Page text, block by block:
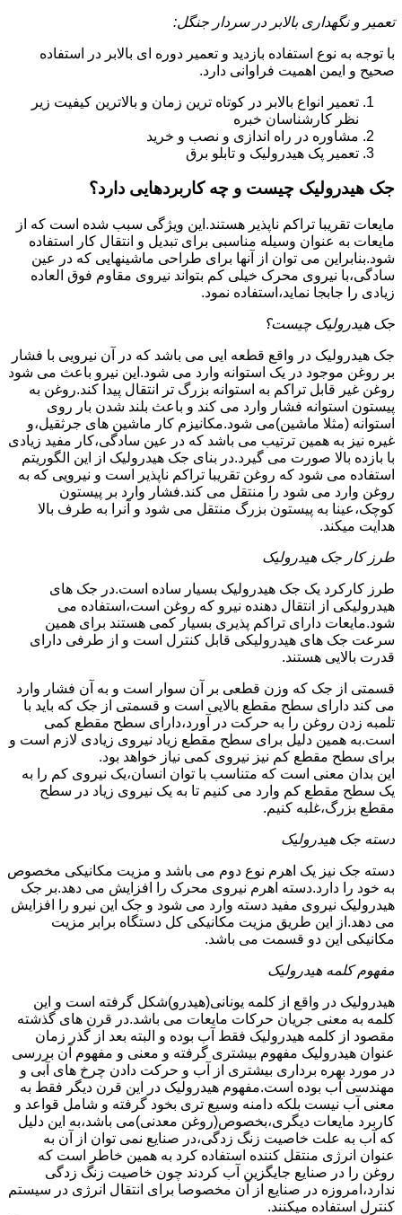
تعمیر و نگهداری بالابر در سردار جنگل:
با توجه به نوع استفاده بازدید و تعمیر دوره ای بالابر در استفاده
صحیح و ایمن اهمیت فراوانی دارد.
تعمیر انواع بالابر در کوتاه ترین زمان و بالاترین کیفیت زیر
نظر کارشناسان خبره
مشاوره در راه اندازی و نصب و خرید
تعمیر پک هیدرولیک و تابلو برق
جک هیدرولیک چیست و چه کاربردهایی دارد؟
مایعات تقریبا تراکم ناپذیر هستند.این ویژگی سبب شده است که از
مایعات به عنوان وسیله مناسبی برای تبدیل و انتقال کار استفاده
شود.بنابراین می توان از آنها برای طراحی ماشینهایی که در عین
سادگی،با نیروی محرک خیلی کم بتواند نیروی مقاوم فوق العاده
زیادی را جابجا نماید،استفاده نمود.
جک هیدرولیک چیست؟
جک هیدرولیک در واقع قطعه ایی می باشد که در آن نیرویی با فشار
بر روغن موجود در یک استوانه وارد می شود.این نیرو باعث می شود
روغن غیر قابل تراکم به استوانه بزرگ تر انتقال پیدا کند.روغن به
پیستون استوانه فشار وارد می کند و باعث بلند شدن بار روی
استوانه (مثلا ماشین)می شود.مکانیزم کار ماشین های جرثقیل،و
غیره نیز به همین ترتیب می باشد که در عین سادگی،کار مفید زیادی
با بازده بالا صورت می گیرد.در بنای جک هیدرولیک از این الگوریتم
استفاده می شود که روغن تقریبا تراکم ناپذیر است و نیرویی که به
روغن وارد می شود را منتقل می کند.فشار وارد بر پیستون
کوچک،عینا به پیستون بزرگ منتقل می شود و آنرا به طرف بالا
هدایت میکند.
طرز کار جک هیدرولیک
طرز کارکرد یک جک هیدرولیک بسیار ساده است.در جک های
هیدرولیکی از انتقال دهنده نیرو که روغن است،استفاده می
شود.مایعات دارای تراکم پذیری بسیار کمی هستند برای همین
سرعت جک های هیدرولیکی قابل کنترل است و از طرفی دارای
قدرت بالایی هستند.
قسمتی از جک که وزن قطعی بر آن سوار است و به آن فشار وارد
می کند دارای سطح مقطع بالایی است و قسمتی از جک که باید با
تلمبه زدن روغن را به حرکت در آورد،دارای سطح مقطع کمی
است.به همین دلیل برای سطح مقطع زیاد نیروی زیادی لازم است و
برای سطح مقطع کم نیز نیروی کمی نیاز خواهد بود.
این بدان معنی است که متناسب با توان انسان،یک نیروی کم را به
یک سطح مقطع کم وارد می کنیم تا به یک نیروی زیاد در سطح
مقطع بزرگ،غلبه کنیم.
دسته جک هیدرولیک
دسته جک نیز یک اهرم نوع دوم می باشد و مزیت مکانیکی مخصوص
به خود را دارد.دسته اهرم نیروی محرک را افزایش می دهد.بر جک
هیدرولیک نیروی مفید دسته وارد می شود و جک این نیرو را افزایش
می دهد.از این طریق مزیت مکانیکی کل دستگاه برابر مزیت
مکانیکی این دو قسمت می باشد.
مفهوم کلمه هیدرولیک
هیدرولیک در واقع از کلمه یونانی(هیدرو)شکل گرفته است و این
کلمه به معنی جریان حرکات مایعات می باشد.در قرن های گذشته
مقصود از کلمه هیدرولیک فقط آب بوده و البته بعد از گذر زمان
عنوان هیدرولیک مفهوم بیشتری گرفته و معنی و مفهوم آن بررسی
در مورد بهره برداری بیشتری از آب و حرکت دادن چرخ های آبی و
مهندسی آب بوده است.مفهوم هیدرولیک در این قرن دیگر فقط به
معنی آب نیست بلکه دامنه وسیع تری بخود گرفته و شامل قواعد و
کاربرد مایعات دیگری،بخصوص(روغن معدنی)می باشد،به این دلیل
که آب به علت خاصیت زنگ زدگی،در صنایع نمی توان از آن به
عنوان انرژی منتقل کننده استفاده کرد به همین خاطر است که
روغن را در صنایع جایگزین آب کردند چون خاصیت زنگ زدگی
ندارد،امروزه در صنایع از آن مخصوصا برای انتقال انرژی در سیستم
کنترل استفاده میکنند.